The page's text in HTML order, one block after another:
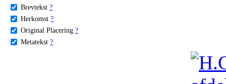
Brevtekst ?
Herkomst ?
Original Placering ?
Metatekst ?